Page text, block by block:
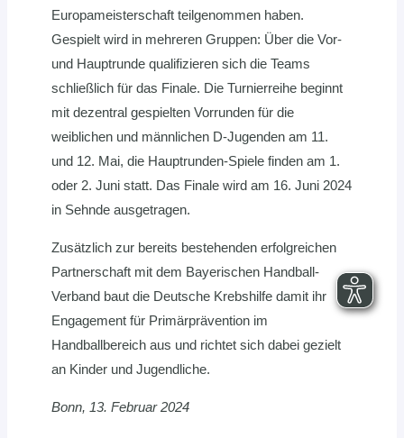
Europameisterschaft teilgenommen haben.
Gespielt wird in mehreren Gruppen: Über die Vor-
und Hauptrunde qualifizieren sich die Teams
schließlich für das Finale. Die Turnierreihe beginnt
mit dezentral gespielten Vorrunden für die
weiblichen und männlichen D-Jugenden am 11.
und 12. Mai, die Hauptrunden-Spiele finden am 1.
oder 2. Juni statt. Das Finale wird am 16. Juni 2024
in Sehnde ausgetragen.
Zusätzlich zur bereits bestehenden erfolgreichen
Partnerschaft mit dem Bayerischen Handball-
Verband baut die Deutsche Krebshilfe damit ihr
Engagement für Primärprävention im
Handballbereich aus und richtet sich dabei gezielt
an Kinder und Jugendliche.
Bonn, 13. Februar 2024